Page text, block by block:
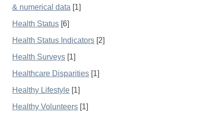
& numerical data [1]
Health Status [6]
Health Status Indicators [2]
Health Surveys [1]
Healthcare Disparities [1]
Healthy Lifestyle [1]
Healthy Volunteers [1]